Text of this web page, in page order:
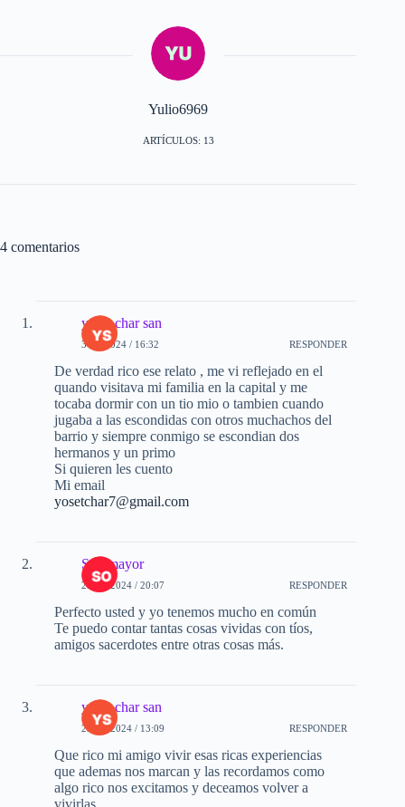
Yulio6969
ARTÍCULOS: 13
4 comentarios
yoset char san
3-10-2024 / 16:32 RESPONDER
De verdad rico ese relato , me vi reflejado en el
quando visitava mi familia en la capital y me
tocaba dormir con un tio mio o tambien cuando
jugaba a las escondidas con otros muchachos del
barrio y siempre conmigo se escondian dos
hermanos y un primo
Si quieren les cuento
Mi email
yosetchar7@gmail.com
Sotomayor
28-10-2024 / 20:07 RESPONDER
Perfecto usted y yo tenemos mucho en común
Te puedo contar tantas cosas vividas con tíos,
amigos sacerdotes entre otras cosas más.
yoset char san
25-11-2024 / 13:09 RESPONDER
Que rico mi amigo vivir esas ricas experiencias
que ademas nos marcan y las recordamos como
algo rico nos excitamos y deceamos volver a
vivirlas